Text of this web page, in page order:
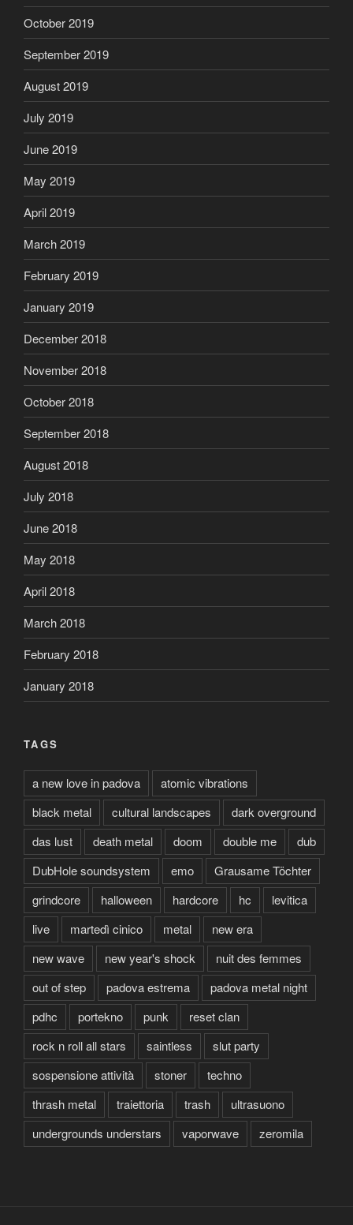
October 2019
September 2019
August 2019
July 2019
June 2019
May 2019
April 2019
March 2019
February 2019
January 2019
December 2018
November 2018
October 2018
September 2018
August 2018
July 2018
June 2018
May 2018
April 2018
March 2018
February 2018
January 2018
TAGS
a new love in padova
atomic vibrations
black metal
cultural landscapes
dark overground
das lust
death metal doom double me
dub
DubHole soundsystem
emo
Grausame Töchter
grindcore
halloween hardcore hc
levitica
live
martedì cinico metal
new era
new wave
new year's shock
nuit des femmes
out of step
padova estrema
padova metal night
pdhc
portekno punk
reset clan
rock n roll all stars
saintless
slut party
sospensione attività
stoner
techno
thrash metal
traiettoria trash
ultrasuono
undergrounds understars
vaporwave zeromila